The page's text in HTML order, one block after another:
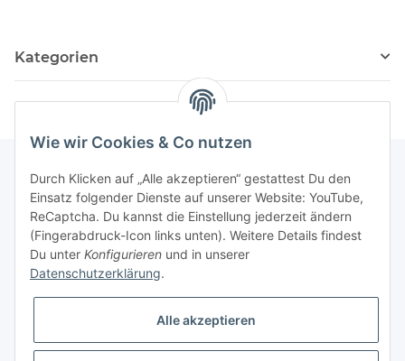
Kategorien
Gesetzliche Informationen
Partner
Wie wir Cookies & Co nutzen
Durch Klicken auf „Alle akzeptieren“ gestattest Du den
Einsatz folgender Dienste auf unserer Website: YouTube,
ReCaptcha. Du kannst die Einstellung jederzeit ändern
(Fingerabdruck-Icon links unten). Weitere Details findest
Du unter Konfigurieren und in unserer
Datenschutzerklärung.
Alle akzeptieren